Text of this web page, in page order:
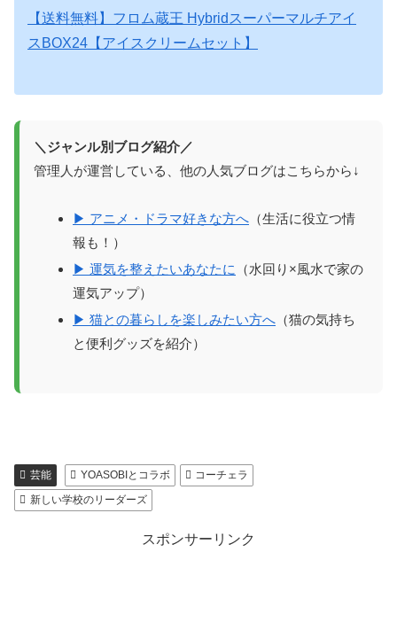
【送料無料】フロム蔵王 Hybridスーパーマルチアイ
スBOX24【アイスクリームセット】
＼ジャンル別ブログ紹介／
管理人が運営している、他の人気ブログはこちらから↓
▶ アニメ・ドラマ好きな方へ （生活に役立つ情
報も！）
▶ 運気を整えたいあなたに
（水回り×風水で家の
運気アップ）
▶ 猫との暮らしを楽しみたい方へ （猫の気持ち
と便利グッズを紹介）
芸能 YOASOBIとコラボ
コーチェラ
新しい学校のリーダーズ
スポンサーリンク